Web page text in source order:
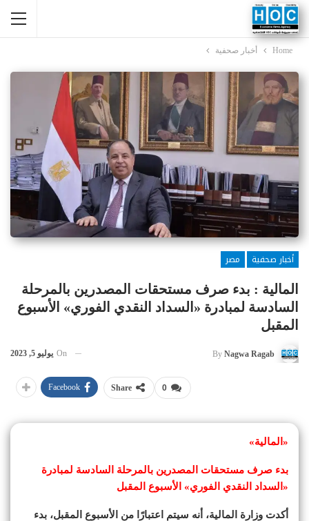
Home أخبار صحفية
أخبار صحفية
مصر
المالية : بدء صرف مستحقات المصدرين بالمرحلة
السادسة لمبادرة «السداد النقدي الفوري» الأسبوع
المقبل
By Nagwa Ragab
On يوليو 5, 2023
0
Share
Facebook
«المالية»
بدء صرف مستحقات المصدرين بالمرحلة السادسة لمبادرة
«السداد النقدي الفوري» الأسبوع المقبل
أكدت وزارة المالية، أنه سيتم اعتبارًا من الأسبوع المقبل، بدء